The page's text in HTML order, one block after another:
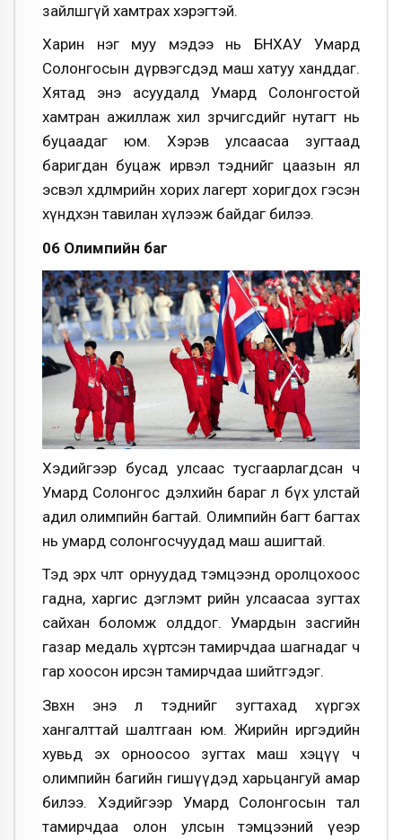
зайлшгүй хамтрах хэрэгтэй.
Харин нэг муу мэдээ нь БНХАУ Умард
Солонгосын дүрвэгсдэд маш хатуу ханддаг.
Хятад энэ асуудалд Умард Солонгостой
хамтран ажиллаж хил зөрчигсдийг нутагт нь
буцаадаг юм. Хэрэв улсаасаа зугтаад
баригдан буцаж ирвэл тэднийг цаазын ял
эсвэл хөдөлмөрийн хорих лагерт хоригдох гэсэн
хүндхэн тавилан хүлээж байдаг билээ.
06 Олимпийн баг
Хэдийгээр бусад улсаас тусгаарлагдсан ч
Умард Солонгос дэлхийн бараг л бүх улстай
адил олимпийн багтай. Олимпийн багт багтах
нь умард солонгосчуудад маш ашигтай.
Тэд эрх чөлөөт орнуудад тэмцээнд оролцохоос
гадна, харгис дэглэмт өөрийн улсаасаа зугтах
сайхан боломж олддог. Умардын засгийн
газар медаль хүртсэн тамирчдаа шагнадаг ч
гар хоосон ирсэн тамирчдаа шийтгэдэг.
Зөвхөн энэ л тэднийг зугтахад хүргэх
хангалттай шалтгаан юм. Жирийн иргэдийн
хувьд эх орноосоо зугтах маш хэцүү ч
олимпийн багийн гишүүдэд харьцангуй амар
билээ. Хэдийгээр Умард Солонгосын тал
тамирчдаа олон улсын тэмцээний үеэр